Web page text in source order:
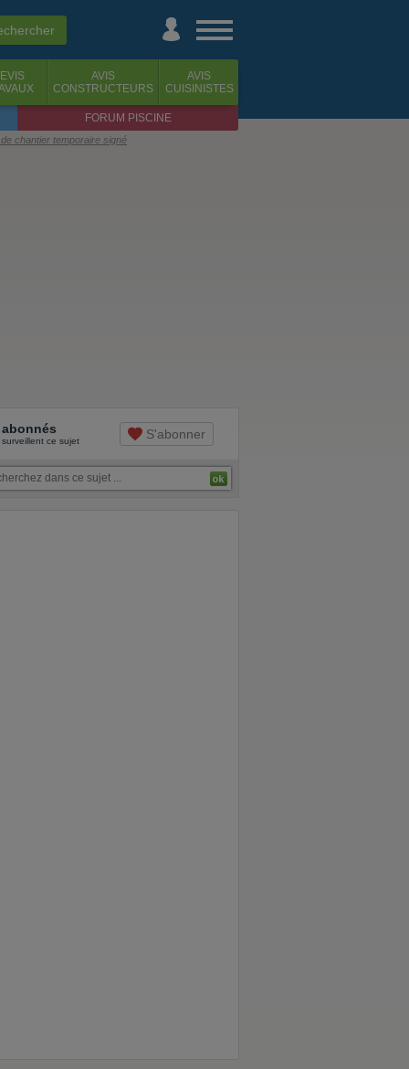
AVIS
CONSTRUCTEURS
AVIS
CUISINISTES
FORUM PISCINE
chantier temporaire signé
abonnés
surveillent ce sujet S'abonner